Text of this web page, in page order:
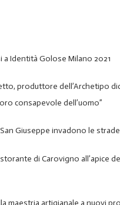
a Identità Golose Milano 2021
produttore dell’Archetipo
consapevole dell’uomo”
Giuseppe invadono le
di Carovigno all’apice
maestria artigianale a nuovi